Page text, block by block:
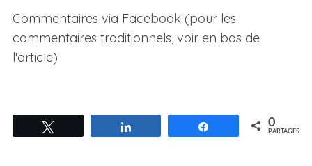
Commentaires via Facebook (pour les
commentaires traditionnels, voir en bas de
l'article)
Partagez 0
PARTAGES